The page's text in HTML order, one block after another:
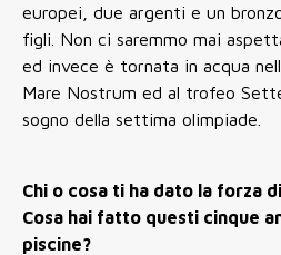
europei, due argenti e un
figli. Non ci saremmo mai
ed invece è tornata in acqua
Mare Nostrum ed al trofeo
sogno della settima olimpiade.
Chi o cosa ti ha dato la forza
Cosa hai fatto questi cinque
piscine?